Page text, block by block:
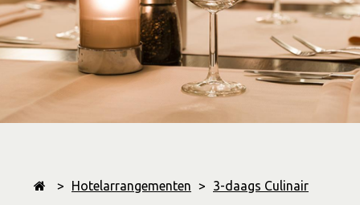
> Hotelarrangementen >
3-daags Culinair